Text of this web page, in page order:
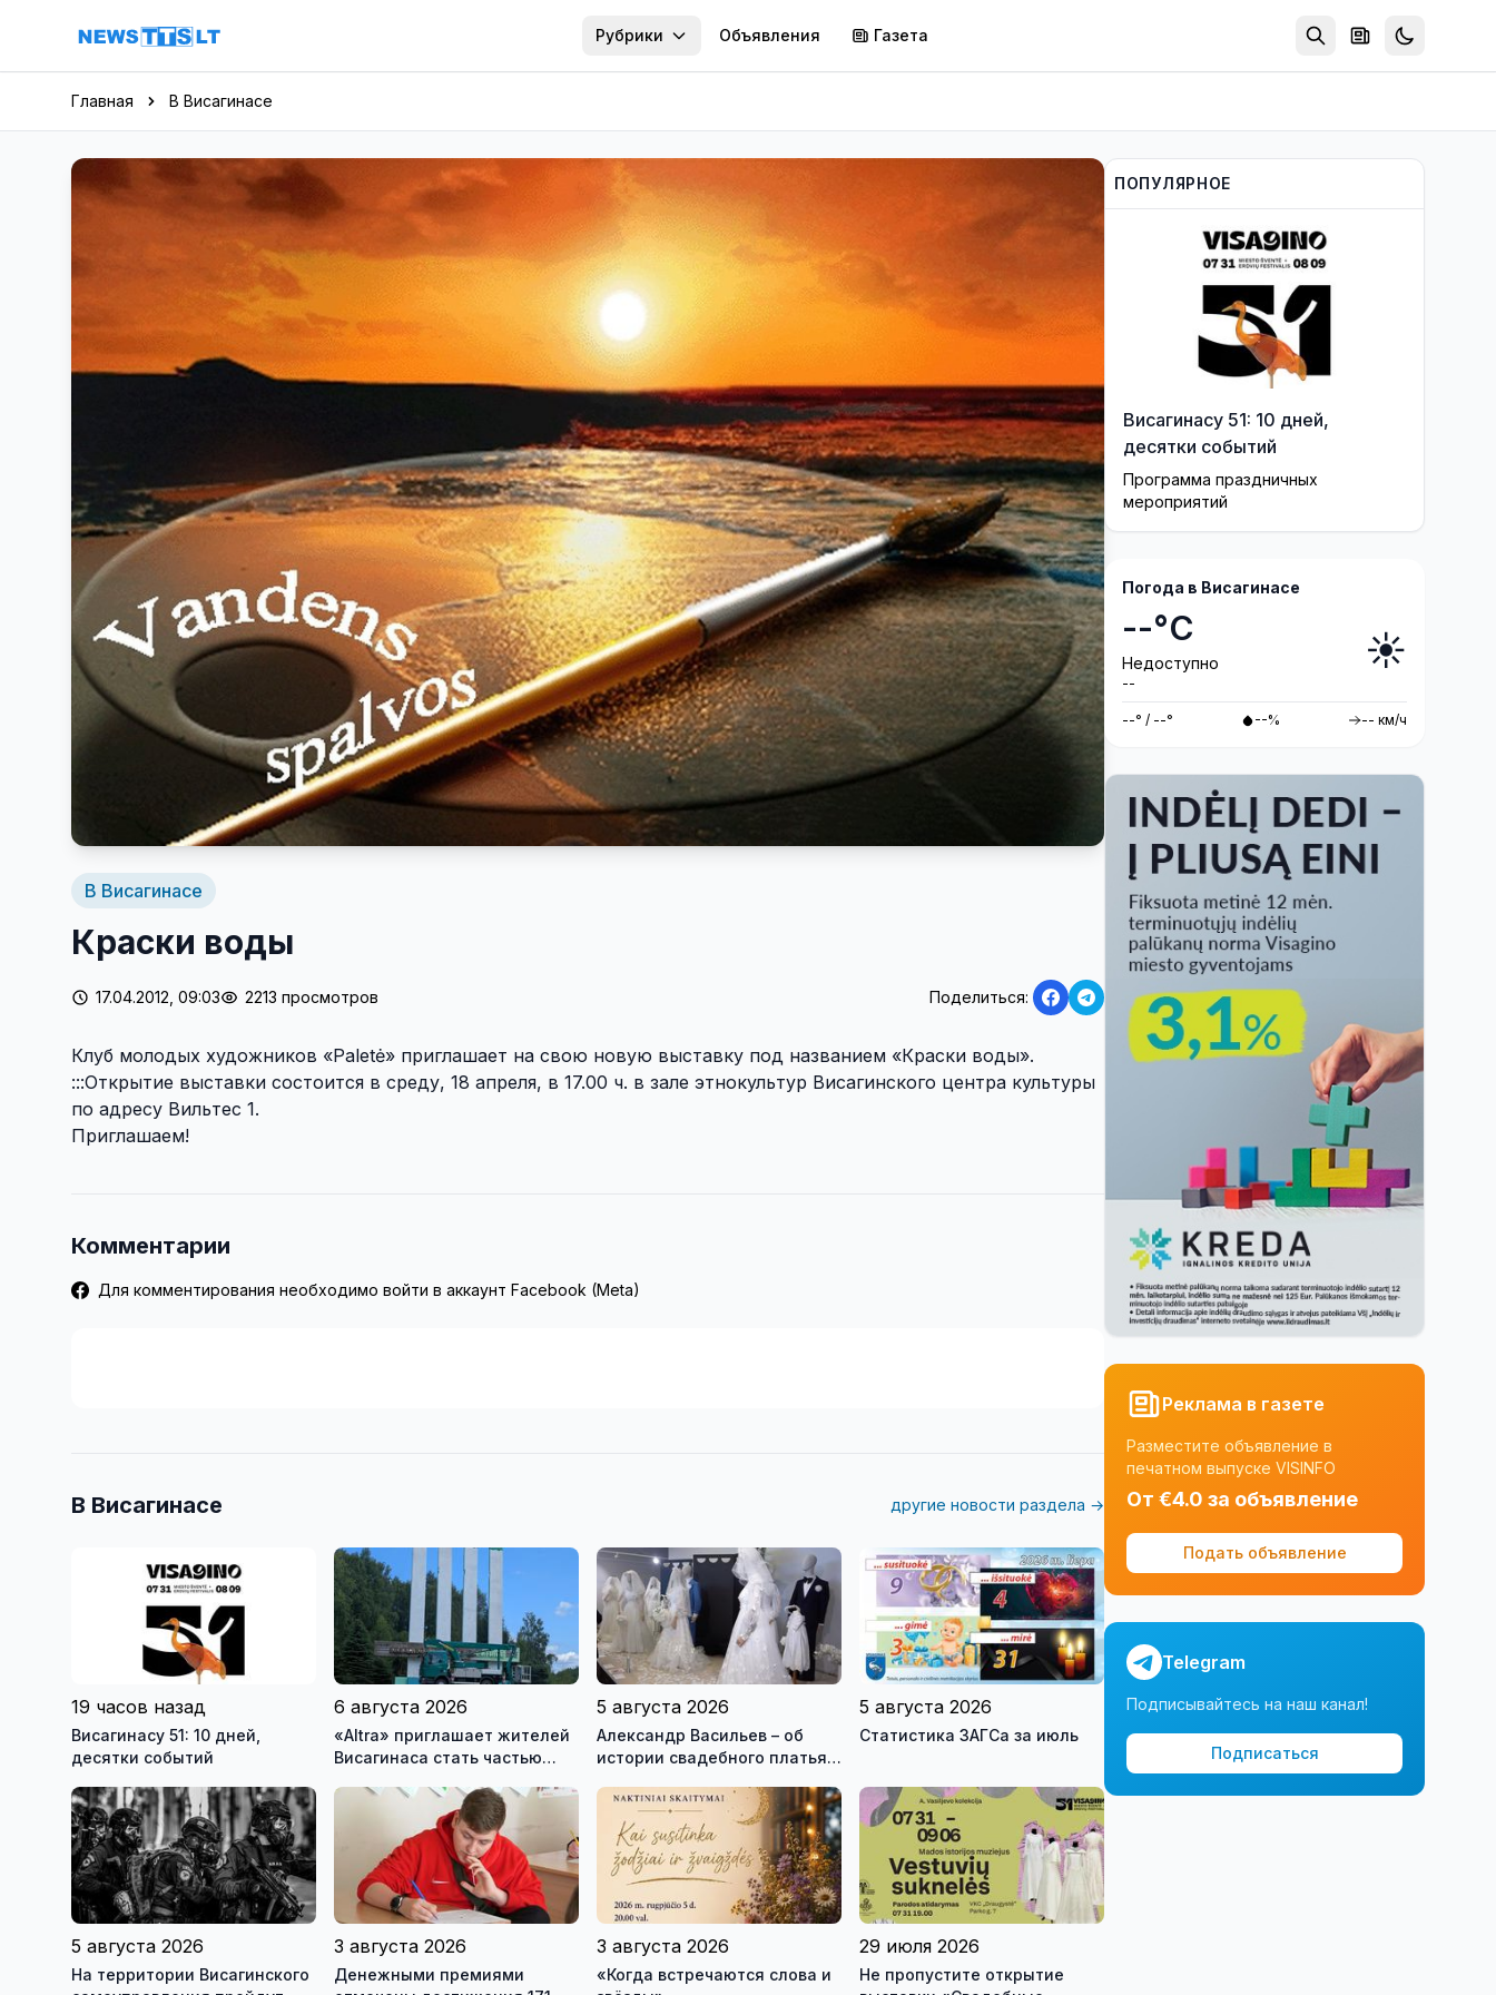
Перейти к содержимому
Рубрики Объявления Газета
Главная В Висагинасе
В Висагинасе
Краски воды
17.04.2012, 09:03 2213 просмотров Поделиться:
Клуб молодых художников «Paletė» приглашает на свою новую выставку под названием «Краски воды».
:::Открытие выставки состоится в среду, 18 апреля, в 17.00 ч. в зале этнокультур Висагинского центра культуры
по адресу Вильтес 1.
Приглашаем!
Комментарии
Для комментирования необходимо войти в аккаунт Facebook (Meta)
В Висагинасе другие новости раздела →
19 часов назад
Висагинасу 51: 10 дней,
десятки событий
6 августа 2026
«Altra» приглашает жителей
Висагинаса стать частью
5 августа 2026
Александр Васильев – об
истории свадебного платья и
истории моды (видео)
5 августа 2026
Статистика ЗАГСа за июль
5 августа 2026
На территории Висагинского
3 августа 2026
Денежными премиями
3 августа 2026
«Когда встречаются слова и
29 июля 2026
Не пропустите открытие
ПОПУЛЯРНОЕ
Висагинасу 51: 10 дней,
десятки событий
Программа праздничных
мероприятий
Погода в Висагинасе
--°C
Недоступно
--
☀️
--° / --° --% -- км/ч
Реклама в газете
Разместите объявление в
печатном выпуске VISINFO
От €4.0 за объявление
Подать объявление
Telegram
Подписывайтесь на наш канал!
Подписаться